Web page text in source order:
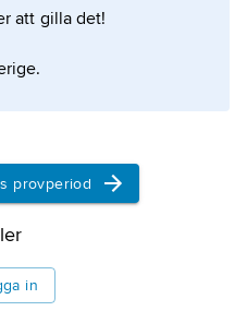
och rankfotingar
sällsynta eller
att gilla det!
provperiod
in